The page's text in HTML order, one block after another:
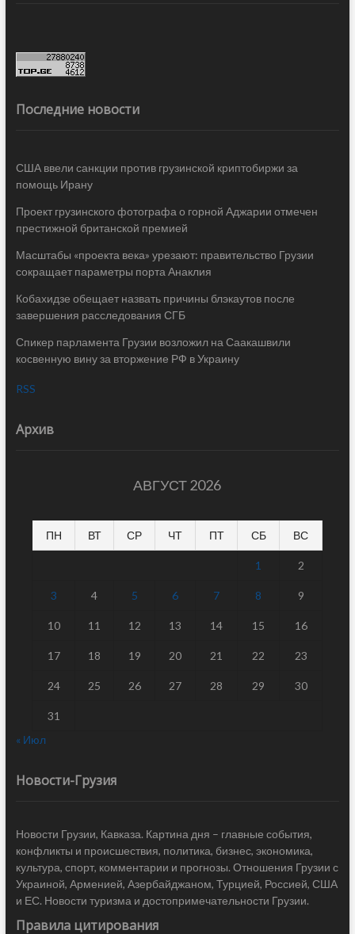
Последние новости
США ввели санкции против грузинской криптобиржи за
помощь Ирану
Проект грузинского фотографа о горной Аджарии отмечен
престижной британской премией
Масштабы «проекта века» урезают: правительство Грузии
сокращает параметры порта Анаклия
Кобахидзе обещает назвать причины блэкаутов после
завершения расследования СГБ
Спикер парламента Грузии возложил на Саакашвили
косвенную вину за вторжение РФ в Украину
RSS
Архив
АВГУСТ 2026
ПН ВТ СР ЧТ ПТ СБ ВС
1 2
3 4 5 6 7 8 9
10 11 12 13 14 15 16
17 18 19 20 21 22 23
24 25 26 27 28 29 30
31
« Июл
Новости-Грузия
Новости Грузии, Кавказа. Картина дня – главные события,
конфликты и происшествия, политика, бизнес, экономика,
культура, спорт, комментарии и прогнозы. Отношения Грузии с
Украиной, Арменией, Азербайджаном, Турцией, Россией, США
и ЕС. Новости туризма и достопримечательности Грузии.
Правила цитирования